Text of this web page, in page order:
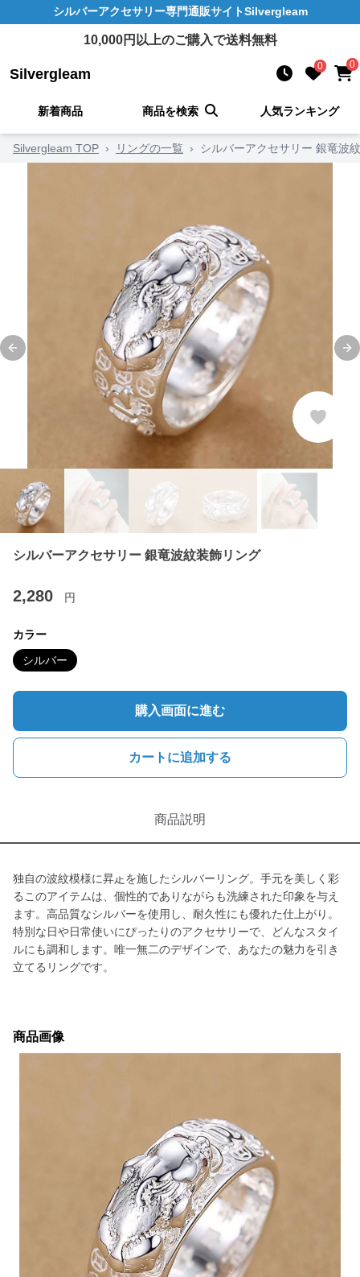
シルバーアクセサリー専門通販サイトSilvergleam
10,000円以上のご購入で送料無料
Silvergleam 0 0
新着商品 商品を検索 人気ランキング
Silvergleam TOP › リングの一覧 › シルバーアクセサリー 銀竜波
Previous slide
シルバーアクセサリー 銀竜波紋装飾リング
2,280 円
カラー
シルバー
購入画面に進む
カートに追加する
商品説明
独自の波紋模様に昇龰を施したシルバーリング。手元を美しく彩
るこのアイテムは、個性的でありながらも洗練された印象を与え
ます。高品質なシルバーを使用し、耐久性にも優れた仕上がり。
特別な日や日常使いにぴったりのアクセサリーで、どんなスタイ
ルにも調和します。唯一無二のデザインで、あなたの魅力を引き
立てるリングです。
商品画像